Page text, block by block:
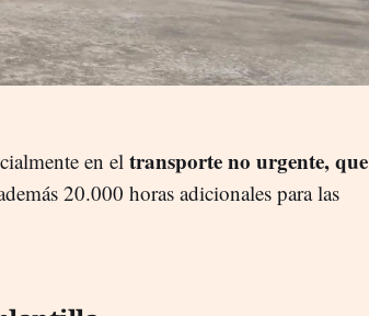
en el transporte no urgente, que
20.000 horas adicionales para las